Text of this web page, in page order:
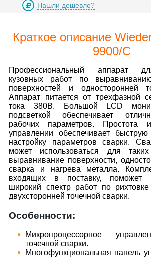
Нашли дешевле?
Краткое описание
9900/C
Профессиональный аппарат
кузовных работ по
поверхностей и односторонней
Аппарат питается от трехфазной
тока 380В. Большой LCD
подсветкой обеспечивает
рабочих параметров. Простота
управлении обеспечивает
настройку параметров сварки.
может использоваться для
выравнивание поверхности,
сварка и нагрева металла.
входящих в поставку, поможет
широкий спектр работ по
двухсторонней точечной сварки.
Особенности:
Микропроцессорное
точечной сварки.
Многофункциональная панель